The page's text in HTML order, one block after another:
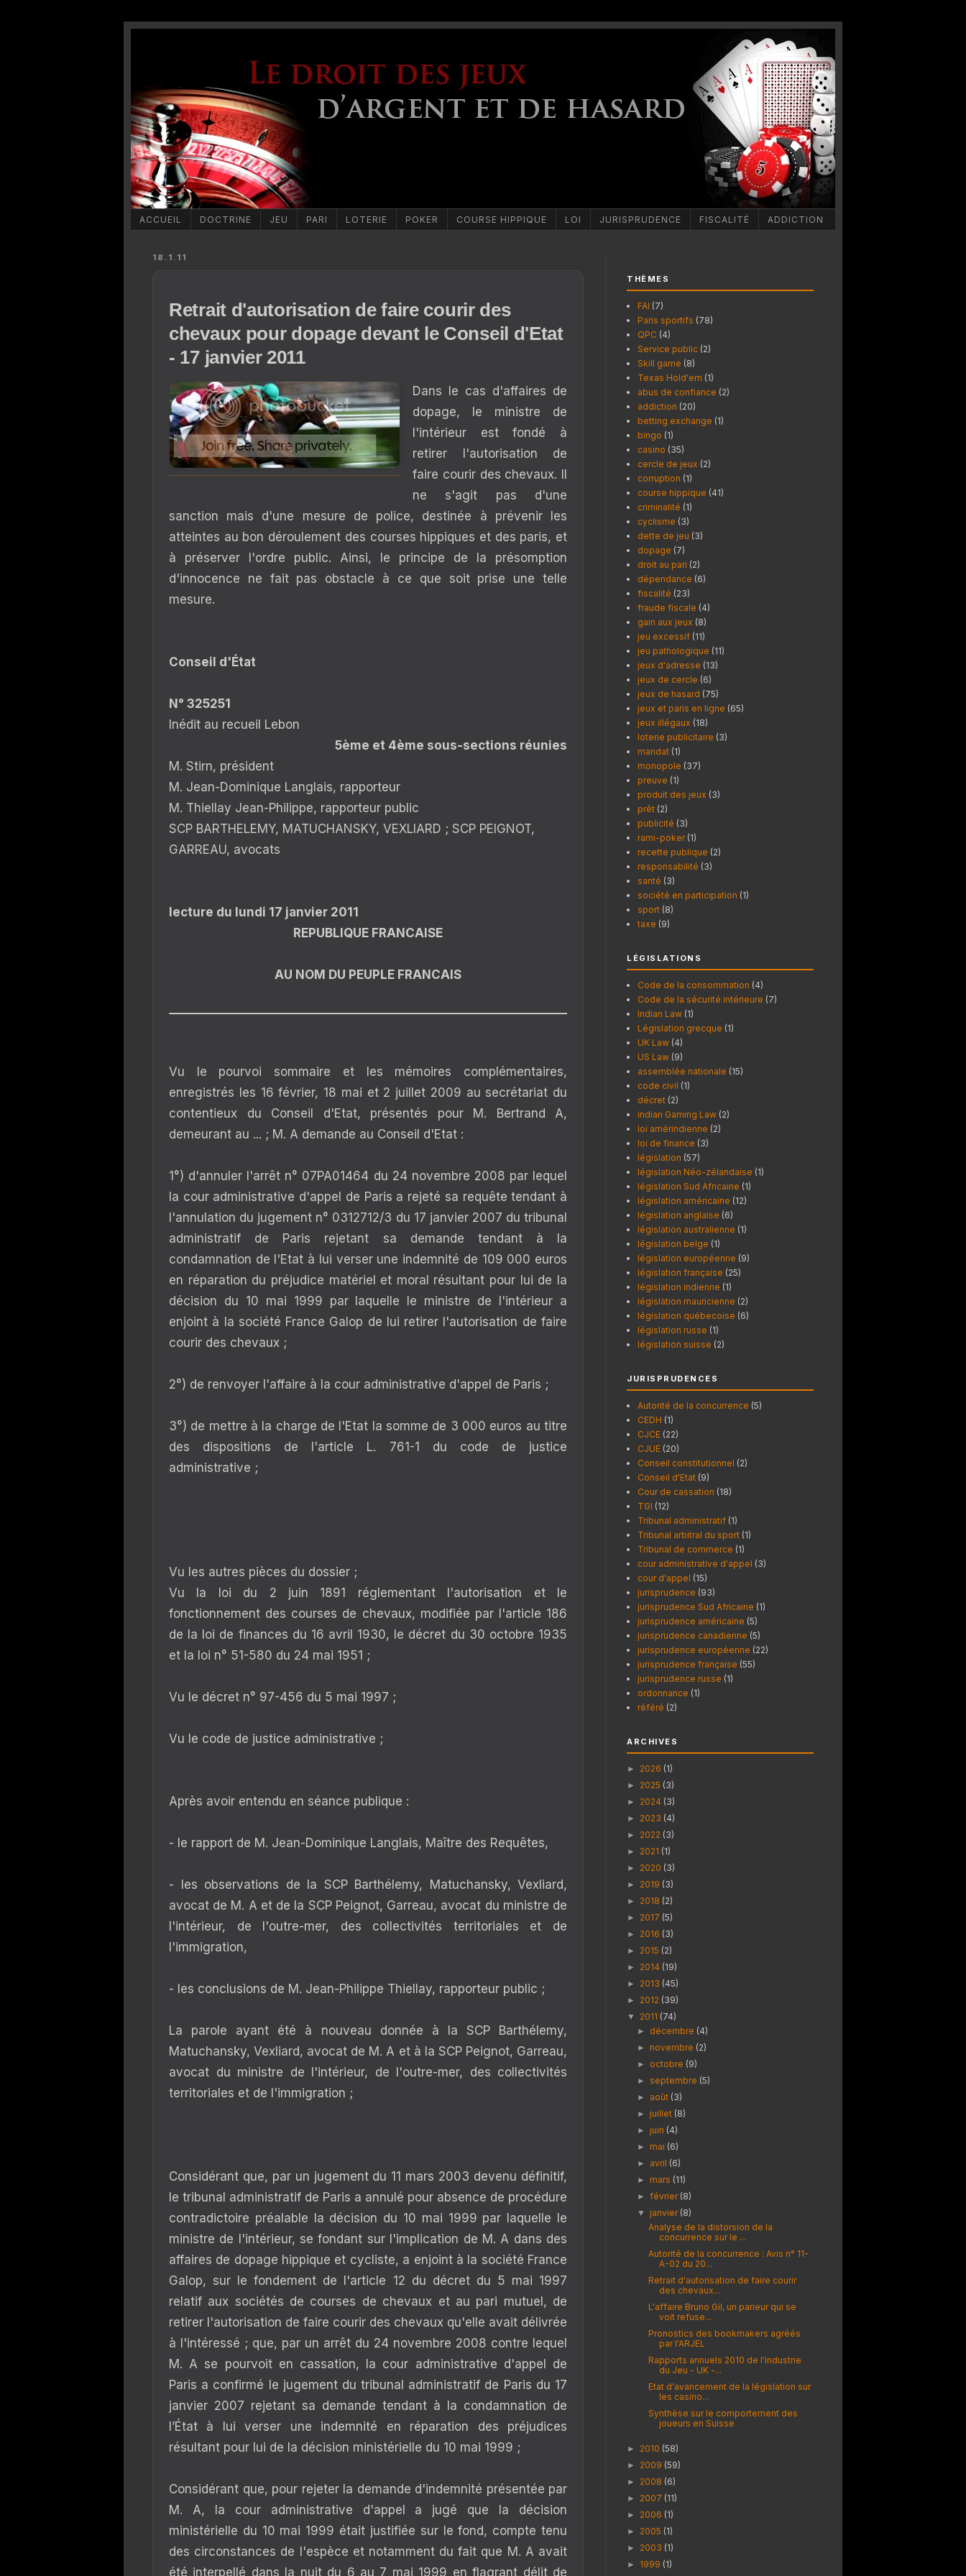
ACCUEIL DOCTRINE JEU PARI LOTERIE POKER COURSE HIPPIQUE LOI JURISPRUDENCE FISCALITÉ ADDICTION
18.1.11
Retrait d'autorisation de faire courir des
chevaux pour dopage devant le Conseil d'Etat
- 17 janvier 2011
Dans le cas d'affaires de
dopage, le ministre de
l'intérieur est fondé à
retirer l'autorisation de
faire courir des chevaux. Il
ne s'agit pas d'une
sanction mais d'une mesure de police, destinée à prévenir les
atteintes au bon déroulement des courses hippiques et des paris, et
à préserver l'ordre public. Ainsi, le principe de la présomption
d'innocence ne fait pas obstacle à ce que soit prise une telle
mesure.
Conseil d'État
N° 325251
Inédit au recueil Lebon
5ème et 4ème sous-sections réunies
M. Stirn, président
M. Jean-Dominique Langlais, rapporteur
M. Thiellay Jean-Philippe, rapporteur public
SCP BARTHELEMY, MATUCHANSKY, VEXLIARD ; SCP PEIGNOT,
GARREAU, avocats
lecture du lundi 17 janvier 2011
REPUBLIQUE FRANCAISE
AU NOM DU PEUPLE FRANCAIS
Vu le pourvoi sommaire et les mémoires complémentaires,
enregistrés les 16 février, 18 mai et 2 juillet 2009 au secrétariat du
contentieux du Conseil d'Etat, présentés pour M. Bertrand A,
demeurant au ... ; M. A demande au Conseil d'Etat :
1°) d'annuler l'arrêt n° 07PA01464 du 24 novembre 2008 par lequel
la cour administrative d'appel de Paris a rejeté sa requête tendant à
l'annulation du jugement n° 0312712/3 du 17 janvier 2007 du tribunal
administratif de Paris rejetant sa demande tendant à la
condamnation de l'Etat à lui verser une indemnité de 109 000 euros
en réparation du préjudice matériel et moral résultant pour lui de la
décision du 10 mai 1999 par laquelle le ministre de l'intérieur a
enjoint à la société France Galop de lui retirer l'autorisation de faire
courir des chevaux ;
2°) de renvoyer l'affaire à la cour administrative d'appel de Paris ;
3°) de mettre à la charge de l'Etat la somme de 3 000 euros au titre
des dispositions de l'article L. 761-1 du code de justice
administrative ;
Vu les autres pièces du dossier ;
Vu la loi du 2 juin 1891 réglementant l'autorisation et le
fonctionnement des courses de chevaux, modifiée par l'article 186
de la loi de finances du 16 avril 1930, le décret du 30 octobre 1935
et la loi n° 51-580 du 24 mai 1951 ;
Vu le décret n° 97-456 du 5 mai 1997 ;
Vu le code de justice administrative ;
Après avoir entendu en séance publique :
- le rapport de M. Jean-Dominique Langlais, Maître des Requêtes,
- les observations de la SCP Barthélemy, Matuchansky, Vexliard,
avocat de M. A et de la SCP Peignot, Garreau, avocat du ministre de
l'intérieur, de l'outre-mer, des collectivités territoriales et de
l'immigration,
- les conclusions de M. Jean-Philippe Thiellay, rapporteur public ;
La parole ayant été à nouveau donnée à la SCP Barthélemy,
Matuchansky, Vexliard, avocat de M. A et à la SCP Peignot, Garreau,
avocat du ministre de l'intérieur, de l'outre-mer, des collectivités
territoriales et de l'immigration ;
Considérant que, par un jugement du 11 mars 2003 devenu définitif,
le tribunal administratif de Paris a annulé pour absence de procédure
contradictoire préalable la décision du 10 mai 1999 par laquelle le
ministre de l'intérieur, se fondant sur l'implication de M. A dans des
affaires de dopage hippique et cycliste, a enjoint à la société France
Galop, sur le fondement de l'article 12 du décret du 5 mai 1997
relatif aux sociétés de courses de chevaux et au pari mutuel, de
retirer l'autorisation de faire courir des chevaux qu'elle avait délivrée
à l'intéressé ; que, par un arrêt du 24 novembre 2008 contre lequel
M. A se pourvoit en cassation, la cour administrative d'appel de
Paris a confirmé le jugement du tribunal administratif de Paris du 17
janvier 2007 rejetant sa demande tendant à la condamnation de
l’État à lui verser une indemnité en réparation des préjudices
résultant pour lui de la décision ministérielle du 10 mai 1999 ;
Considérant que, pour rejeter la demande d'indemnité présentée par
M. A, la cour administrative d'appel a jugé que la décision
ministérielle du 10 mai 1999 était justifiée sur le fond, compte tenu
des circonstances de l'espèce et notamment du fait que M. A avait
été interpellé dans la nuit du 6 au 7 mai 1999 en flagrant délit de
THÈMES
FAI (7)
Paris sportifs (78)
QPC (4)
Service public (2)
Skill game (8)
Texas Hold'em (1)
abus de confiance (2)
addiction (20)
betting exchange (1)
bingo (1)
casino (35)
cercle de jeux (2)
corruption (1)
course hippique (41)
criminalité (1)
cyclisme (3)
dette de jeu (3)
dopage (7)
droit au pari (2)
dépendance (6)
fiscalité (23)
fraude fiscale (4)
gain aux jeux (8)
jeu excessif (11)
jeu pathologique (11)
jeux d'adresse (13)
jeux de cercle (6)
jeux de hasard (75)
jeux et paris en ligne (65)
jeux illégaux (18)
loterie publicitaire (3)
mandat (1)
monopole (37)
preuve (1)
produit des jeux (3)
prêt (2)
publicité (3)
rami-poker (1)
recette publique (2)
responsabilité (3)
santé (3)
société en participation (1)
sport (8)
taxe (9)
LÉGISLATIONS
Code de la consommation (4)
Code de la sécurité intérieure (7)
Indian Law (1)
Législation grecque (1)
UK Law (4)
US Law (9)
assemblée nationale (15)
code civil (1)
décret (2)
indian Gaming Law (2)
loi amérindienne (2)
loi de finance (3)
législation (57)
législation Néo-zélandaise (1)
législation Sud Africaine (1)
législation américaine (12)
législation anglaise (6)
législation australienne (1)
législation belge (1)
législation européenne (9)
législation française (25)
législation indienne (1)
législation mauricienne (2)
législation québecoise (6)
législation russe (1)
législation suisse (2)
JURISPRUDENCES
Autorité de la concurrence (5)
CEDH (1)
CJCE (22)
CJUE (20)
Conseil constitutionnel (2)
Conseil d'Etat (9)
Cour de cassation (18)
TGI (12)
Tribunal administratif (1)
Tribunal arbitral du sport (1)
Tribunal de commerce (1)
cour administrative d'appel (3)
cour d'appel (15)
jurisprudence (93)
jurisprudence Sud Africaine (1)
jurisprudence américaine (5)
jurisprudence canadienne (5)
jurisprudence européenne (22)
jurisprudence française (55)
jurisprudence russe (1)
ordonnance (1)
référé (2)
ARCHIVES
► 2026 (1)
► 2025 (3)
► 2024 (3)
► 2023 (4)
► 2022 (3)
► 2021 (1)
► 2020 (3)
► 2019 (3)
► 2018 (2)
► 2017 (5)
► 2016 (3)
► 2015 (2)
► 2014 (19)
► 2013 (45)
► 2012 (39)
▼ 2011 (74)
► décembre (4)
► novembre (2)
► octobre (9)
► septembre (5)
► août (3)
► juillet (8)
► juin (4)
► mai (6)
► avril (6)
► mars (11)
►février (8)
▼ janvier (8)
Analyse de la distorsion de la
concurrence sur le ...
Autorité de la concurrence : Avis n° 11-
A-02 du 20...
Retrait d'autorisation de faire courir
des chevaux...
L'affaire Bruno Gil, un parieur qui se
voit refuse...
Pronostics des bookmakers agréés
par l'ARJEL
Rapports annuels 2010 de l'industrie
du Jeu - UK -...
Etat d'avancement de la législation sur
les casino...
Synthèse sur le comportement des
joueurs en Suisse
► 2010 (58)
► 2009 (59)
► 2008 (6)
► 2007 (11)
► 2006 (1)
► 2005 (1)
► 2003 (1)
► 1999 (1)